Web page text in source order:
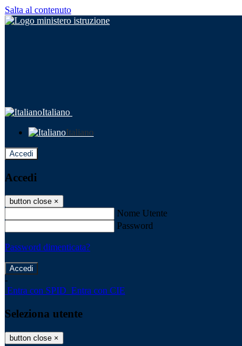
Salta al contenuto
Italiano
Italiano
Accedi
Accedi
button close ×
Nome Utente
Password
Password dimenticata?
-
Entra con SPID Entra con CIE
Seleziona utente
button close ×